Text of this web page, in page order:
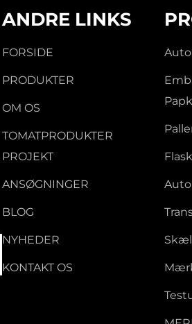
ANDRE LINKS
FORSIDE
PRODUKTER
OM OS
TOMATPRODUKTER
PROJEKT
ANSØGNINGER
BLOG
NYHEDER
KONTAKT OS